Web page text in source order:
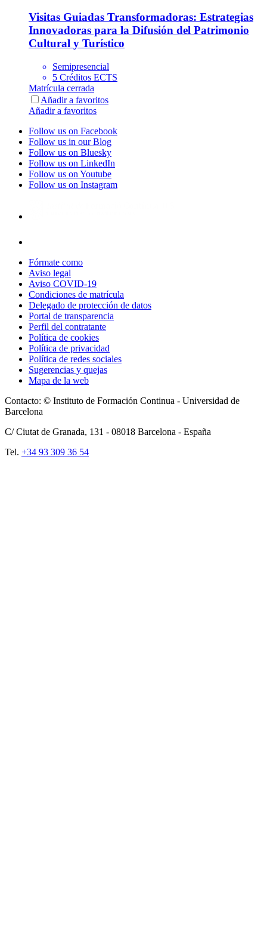
Visitas Guiadas Transformadoras: Estrategias
Innovadoras para la Difusión del Patrimonio
Cultural y Turístico
Semipresencial
5 Créditos ECTS
Matrícula cerrada
Añadir a favoritos
Añadir a favoritos
Follow us on Facebook
Follow us in our Blog
Follow us on Bluesky
Follow us on LinkedIn
Follow us on Youtube
Follow us on Instagram
Fórmate como
Aviso legal
Aviso COVID-19
Condiciones de matrícula
Delegado de protección de datos
Portal de transparencia
Perfil del contratante
Política de cookies
Política de privacidad
Política de redes sociales
Sugerencias y quejas
Mapa de la web
Contacto: © Instituto de Formación Continua - Universidad de
Barcelona
C/ Ciutat de Granada, 131 - 08018 Barcelona - España
Tel. +34 93 309 36 54